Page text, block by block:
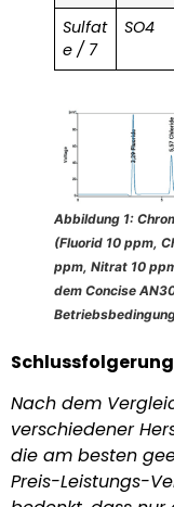
Sulfat
e / 7
SO4
Abbildung 1:
(Fluorid 10 ppm,
ppm, Nitrat 10
dem Concise
Nach dem
verschiedener
die am besten
Preis-Leistungs-